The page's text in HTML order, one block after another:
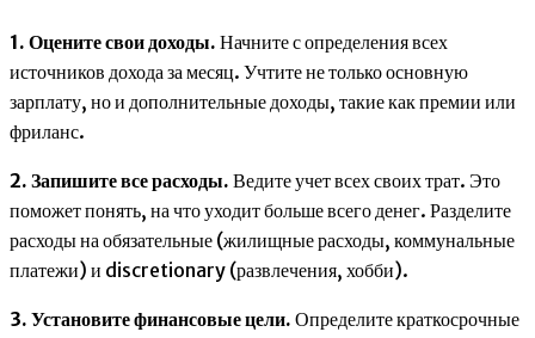
1. Оцените свои доходы. Начните с определения всех
источников дохода за месяц. Учтите не только основную
зарплату, но и дополнительные доходы, такие как премии или
фриланс.
2. Запишите все расходы. Ведите учет всех своих трат. Это
поможет понять, на что уходит больше всего денег. Разделите
расходы на обязательные (жилищные расходы, коммунальные
платежи) и discretionary (развлечения, хобби).
3. Установите финансовые цели. Определите краткосрочные